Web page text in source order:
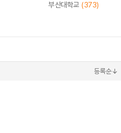
부산대학교 (373)
등록순↓